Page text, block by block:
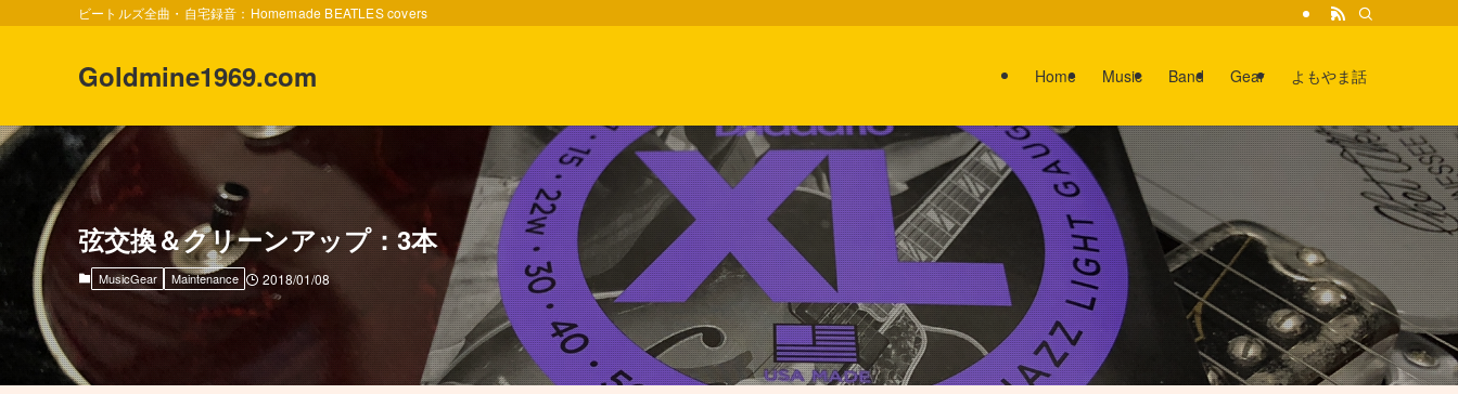
ビートルズ全曲・自宅録音：Homemade BEATLES covers
Goldmine1969.com Home Music Band Gear よもやま話
弦交換＆クリーンアップ：3本
MusicGear Maintenance 2018/01/08